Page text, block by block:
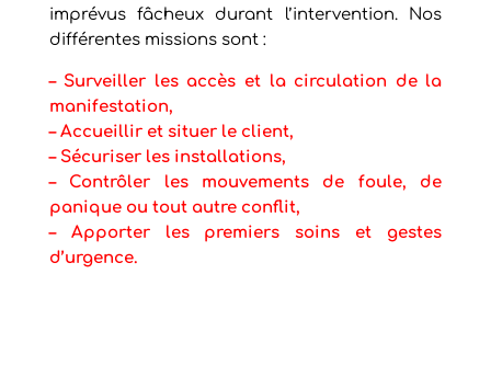
imprévus fâcheux durant l’intervention. Nos
différentes missions sont :
– Surveiller les accès et la circulation de la
manifestation,
– Accueillir et situer le client,
– Sécuriser les installations,
– Contrôler les mouvements de foule, de
panique ou tout autre conflit,
– Apporter les premiers soins et gestes
d’urgence.